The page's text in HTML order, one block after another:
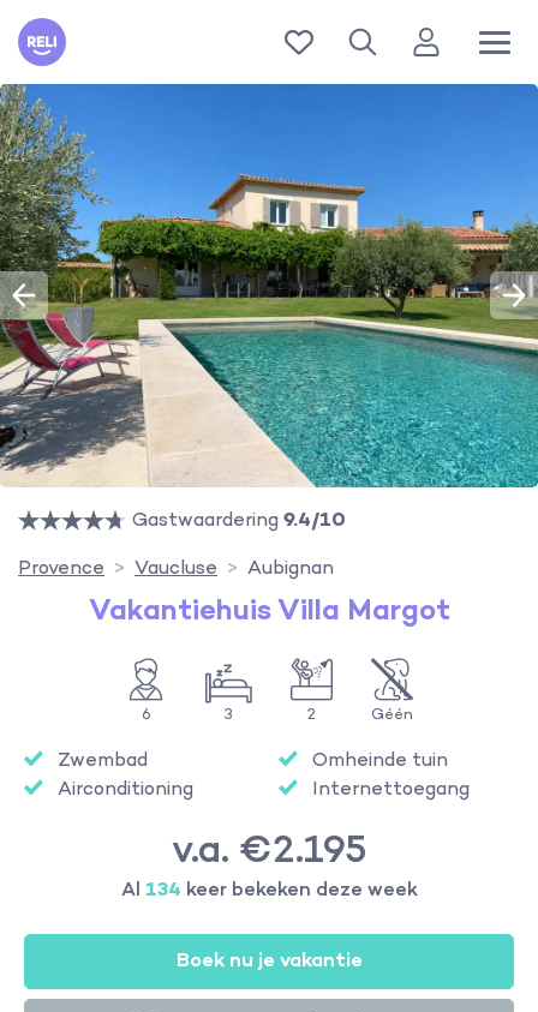
Reli
Gastwaardering 9.4/10
Provence
Vaucluse Aubignan
Vakantiehuis Villa Margot
6 3 2 Géén
Zwembad
Airconditioning
Omheinde tuin
Internettoegang
v.a. €2.195
Al 134 keer bekeken deze week
Boek nu je vakantie